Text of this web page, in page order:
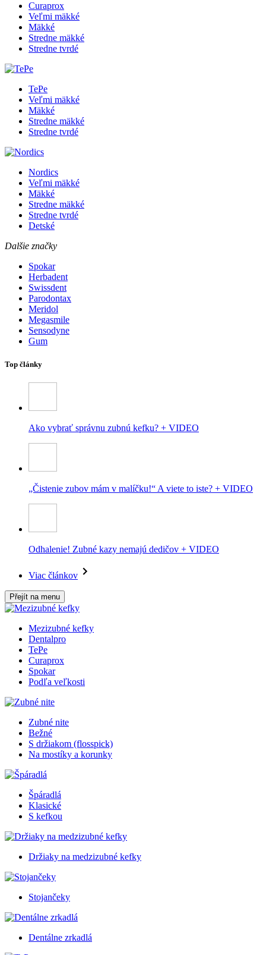
Curaprox
Veľmi mäkké
Mäkké
Stredne mäkké
Stredne tvrdé
TePe
Veľmi mäkké
Mäkké
Stredne mäkké
Stredne tvrdé
Nordics
Veľmi mäkké
Mäkké
Stredne mäkké
Stredne tvrdé
Detské
Dalšie značky
Spokar
Herbadent
Swissdent
Parodontax
Meridol
Megasmile
Sensodyne
Gum
Top články
Ako vybrať správnu zubnú kefku? + VIDEO
„Čistenie zubov mám v malíčku!“ A viete to iste? + VIDEO
Odhalenie! Zubné kazy nemajú dedičov + VIDEO
Viac článkov
Přejít na menu
Mezizubné kefky
Dentalpro
TePe
Curaprox
Spokar
Podľa veľkosti
Zubné nite
Bežné
S držiakom (flosspick)
Na mostíky a korunky
Špáradlá
Klasické
S kefkou
Držiaky na medzizubné kefky
Stojančeky
Dentálne zrkadlá